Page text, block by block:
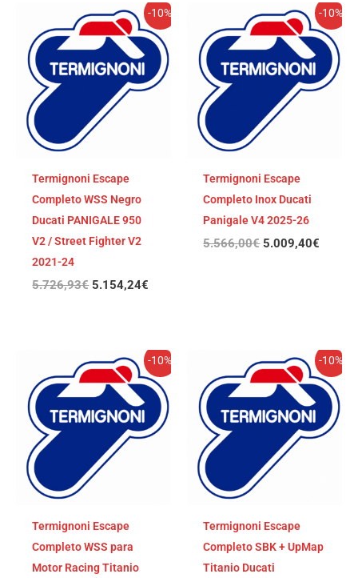
-10%
Termignoni Escape
Completo WSS Negro
Ducati PANIGALE 950
V2 / Street Fighter V2
2021-24
5.726,93€
precio
original
era:
5.726,93€.
5.154,24€
El
precio
actual
es:
5.154,24€.
-10%
Termignoni Escape
Completo Inox Ducati
Panigale V4 2025-26
5.566,00€
precio
original
era:
5.566,00€.
5.009,40€
El
precio
actual
es:
-10%
Termignoni Escape
Completo WSS para
Motor Racing Titanio
precio
original
era:
5.565,99€.
El
precio
actual
es:
5.009,39€.
-10%
Termignoni Escape
Completo SBK + UpMap
Titanio Ducati
precio
original
era:
5.527,28€.
El
precio
actual
es: